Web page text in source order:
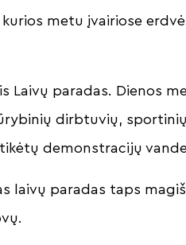
metu įvairiose
Laivų paradas. Dienos
dirbtuvių,
demonstracijų
laivų paradas taps